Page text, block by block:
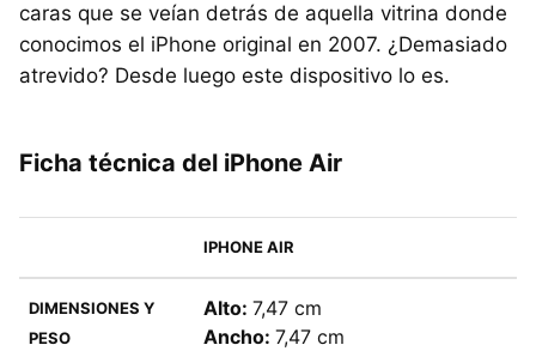
caras que se veían detrás de aquella vitrina donde
conocimos el iPhone original en 2007. ¿Demasiado
atrevido? Desde luego este dispositivo lo es.
Ficha técnica del iPhone Air
IPHONE AIR
DIMENSIONES Y
PESO
Alto: 7,47 cm
Ancho: 7,47 cm